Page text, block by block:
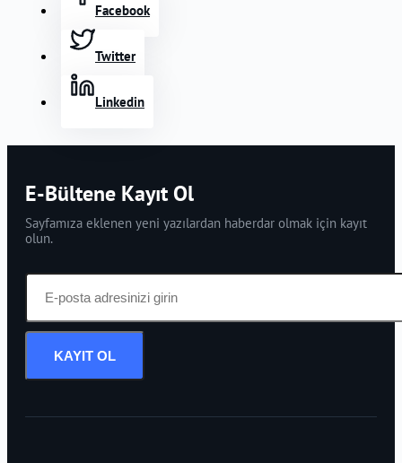
Facebook
Twitter
Linkedin
E-Bültene Kayıt Ol
Sayfamıza eklenen yeni yazılardan haberdar olmak için kayıt
olun.
KAYIT OL